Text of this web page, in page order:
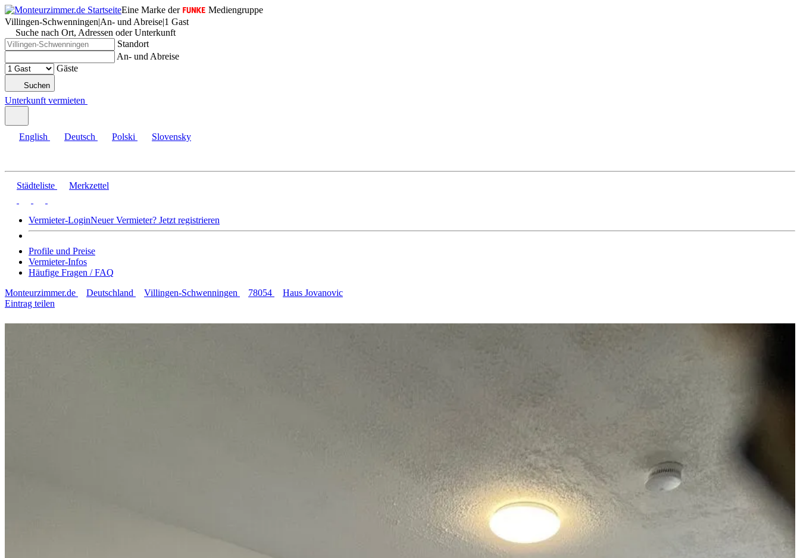
Eine Marke der
Mediengruppe
Villingen-Schwenningen|An- und Abreise|1 Gast
Suche nach Ort, Adressen oder Unterkunft
Standort
An- und Abreise
Gäste
Suchen
Unterkunft vermieten
English Deutsch Polski Slovensky
Städteliste Merkzettel
Vermieter-LoginNeuer Vermieter? Jetzt registrieren
Profile und Preise
Vermieter-Infos
Häufige Fragen / FAQ
Monteurzimmer.de
Deutschland Villingen-Schwenningen 78054
Haus Jovanovic
Eintrag teilen